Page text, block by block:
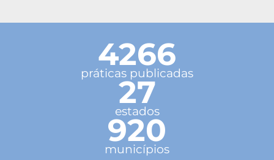
4266
práticas publicadas
27
estados
920
municípios